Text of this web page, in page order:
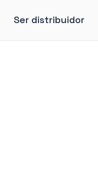
Ser distribuidor